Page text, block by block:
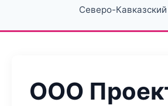
Северо-
ООО